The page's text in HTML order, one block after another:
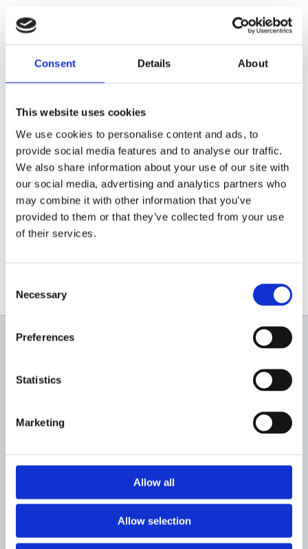
Consent Details About
This website uses cookies
We use cookies to personalise content and ads, to
provide social media features and to analyse our traffic.
We also share information about your use of our site with
our social media, advertising and analytics partners who
may combine it with other information that you’ve
provided to them or that they’ve collected from your use
of their services.
Selection
Necessary
Preferences
Statistics
Marketing
Allow all
Allow selection
Pornire electrică + rezervor generos pentru autonomie
mare
Practic, un echipament 2 în 1: generator de curent +
teren sau zone fără acces la rețea.
Vezi produsul: https://www.senci.ro/product/sc-200a/
Comenzi și informații: 0756.169.788
info@italiastar.ro
www.senci.ro
Sunt de acord sa primesc newslettere